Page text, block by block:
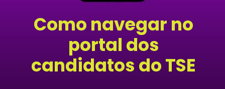
Como navegar no
portal dos
candidatos do TSE